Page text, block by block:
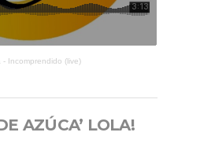
- Incomprendido (live)
AZÚCA’ LOLA!